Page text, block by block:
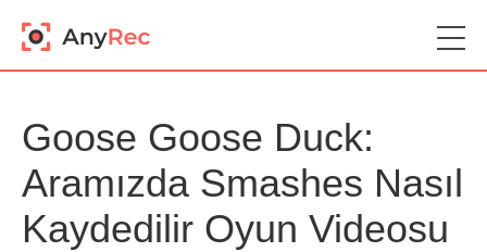
Goose Goose Duck:
Aramızda Smashes Nasıl
Kaydedilir Oyun Videosu